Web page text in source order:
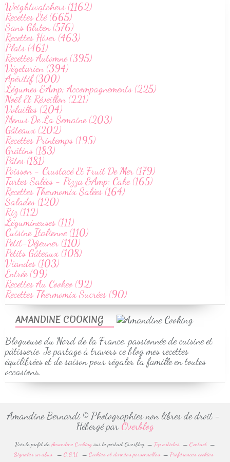
AMANDINE COOKING
Blogueuse du Nord de la France, passionnée de cuisine et
pâtisserie. Je partage à travers ce blog mes recettes
équilibrées et de saison pour régaler la famille en toutes
occasions.
Weightwatchers (1162)
Recettes Été (665)
Sans Gluten (576)
Recettes Hiver (463)
Plats (461)
Recettes Automne (395)
Végetarien (394)
Apéritif (300)
Légumes &Amp; Accompagnements (225)
Noël Et Réveillon (221)
Volailles (204)
Menus De La Semaine (203)
Gâteaux (202)
Recettes Printemps (195)
Grâtins (183)
Pâtes (181)
Poisson - Crustacé Et Fruit De Mer (179)
Tartes Salées - Pizza &Amp; Cake (165)
Recettes Thermomix Salées (164)
Salades (120)
Riz (112)
Légumineuses (111)
Cuisine Italienne (110)
Petit-Déjeuner (110)
Petits Gâteaux (108)
Viandes (103)
Entrée (99)
Recettes Au Cookeo (92)
Recettes Thermomix Sucrées (90)
Amandine Bernardi © Photographies non libres de droit -
Hébergé par Overblog
Voir le profil de Amandine Cooking sur le portail Overblog Top articles
Contact
Signaler un abus
C.G.U. Cookies et données personnelles Préférences cookies